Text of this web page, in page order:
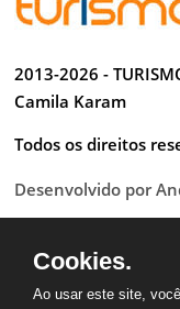
2013-2026 -
Camila Karam
Todos os direitos
Desenvolvido por
Cookies.
Ao usar este site,